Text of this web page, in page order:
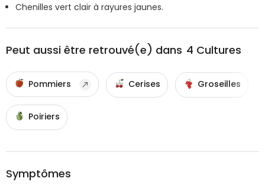
Chenilles vert clair à rayures jaunes.
Peut aussi être retrouvé(e) dans 4 Cultures
Pommiers Cerises Groseilles
Poiriers
Symptômes